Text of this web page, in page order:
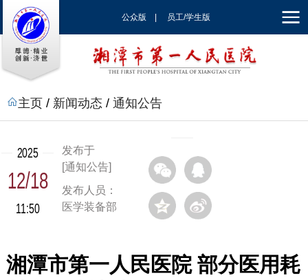
公众版 员工/学生版
| EN
主页 / 新闻动态 / 通知公告
2025
12/18
11:50
发布于
[通知公告]
发布人员：
医学装备部
湘潭市第一人民医院 部分医用耗